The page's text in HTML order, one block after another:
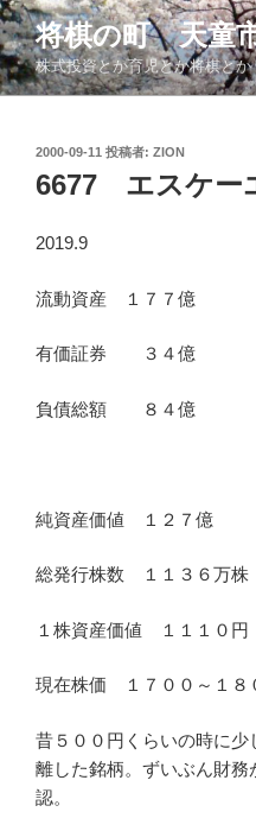
コ
ン
テ
ン
将棋の町 天童
株式投資とか育児とか将棋とか
投
稿
日:
2000-09-11 投稿者: ZION
6677 エスケー
2019.9
流動資産 １７７億
有価証券 ３４億
負債総額 ８４億
純資産価値 １２７億
総発行株数 １１３６万株
１株資産価値 １１１０円
現在株価 １７００～１８
昔５００円くらいの時に少
離した銘柄。ずいぶん財
認。